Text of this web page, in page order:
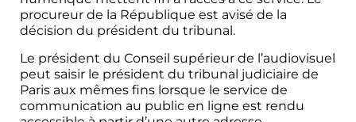
procureur de la République est avisé de la
décision du président du tribunal.
Le président du Conseil supérieur de l’audiovisuel
peut saisir le président du tribunal judiciaire de
Paris aux mêmes fins lorsque le service de
communication au public en ligne est rendu